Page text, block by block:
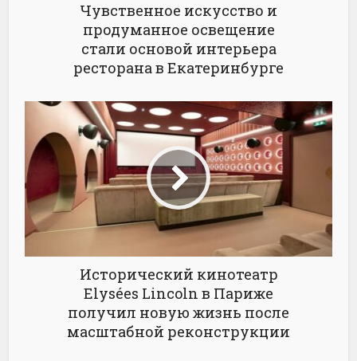
Чувственное искусство и
продуманное освещение
стали основой интерьера
ресторана в Екатеринбурге
Исторический кинотеатр
Elysées Lincoln в Париже
получил новую жизнь после
масштабной реконструкции